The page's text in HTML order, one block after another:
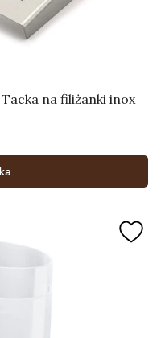
na filiżanki inox